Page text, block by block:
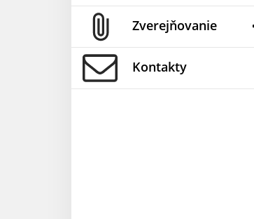
Zverejňovanie
Kontakty